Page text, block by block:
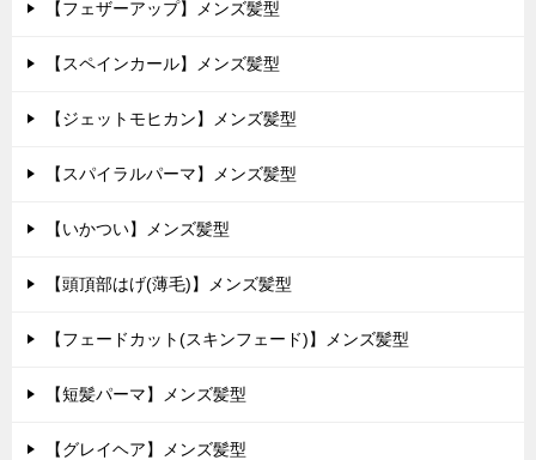
【フェザーアップ】メンズ髪型
【スペインカール】メンズ髪型
【ジェットモヒカン】メンズ髪型
【スパイラルパーマ】メンズ髪型
【いかつい】メンズ髪型
【頭頂部はげ(薄毛)】メンズ髪型
【フェードカット(スキンフェード)】メンズ髪型
【短髪パーマ】メンズ髪型
【グレイヘア】メンズ髪型